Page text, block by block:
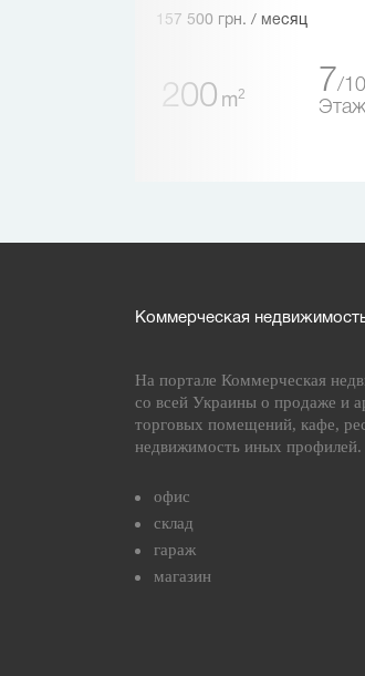
157 500 грн. / месяц
200 m2 7
10
Этаж
Коммерческая
На портале Коммерческая
со всей Украины о продаже и
торговых помещений, кафе,
недвижимость иных профилей.
офис
склад
гараж
магазин